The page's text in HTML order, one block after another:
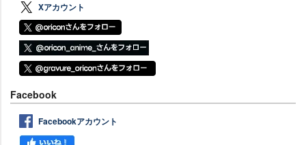
Xアカウント
Facebook
Facebookアカウント